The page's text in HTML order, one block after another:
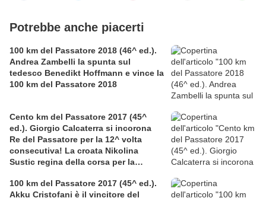
Potrebbe anche piacerti
100 km del Passatore 2018 (46^ ed.).
Andrea Zambelli la spunta sul
tedesco Benedikt Hoffmann e vince la
100 km del Passatore 2018
Cento km del Passatore 2017 (45^
ed.). Giorgio Calcaterra si incorona
Re del Passatore per la 12^ volta
consecutiva! La croata Nikolina
Sustic regina della corsa per la
100 km del Passatore 2017 (45^ ed.).
Akku Cristofani è il vincitore del